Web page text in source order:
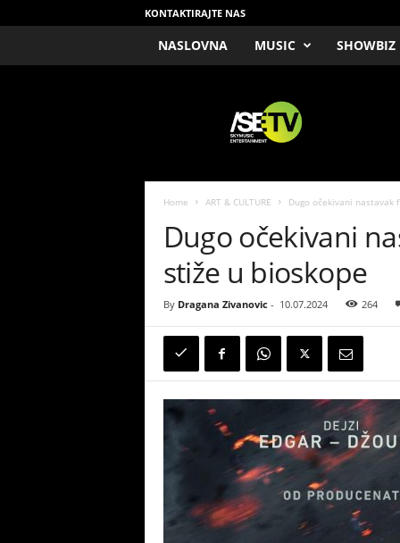
KONTAKTIRAJTE NAS
NASLOVNA MUSIC SHOWBIZ
Home ART & CULTURE Dugo očekivani nastavak
Dugo očekivani
stiže u bioskope
By Dragana Zivanovic- 10.07.2024 264